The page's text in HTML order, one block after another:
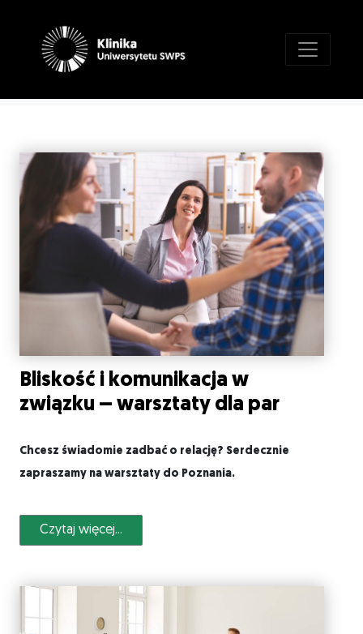
Bliskość i komunikacja w
związku – warsztaty dla par
Chcesz świadomie zadbać o relację? Serdecznie
zapraszamy na warsztaty do Poznania.
Czytaj więcej...